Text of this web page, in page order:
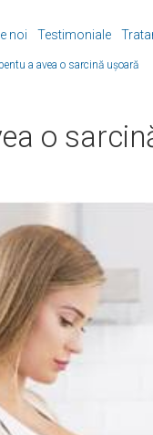
noi Testimoniale
a avea o sarcină ușoară
o